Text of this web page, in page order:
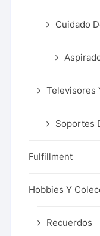
Cuidado
Televisores
Soportes
Fulfillment
Hobbies Y
Recuerdos